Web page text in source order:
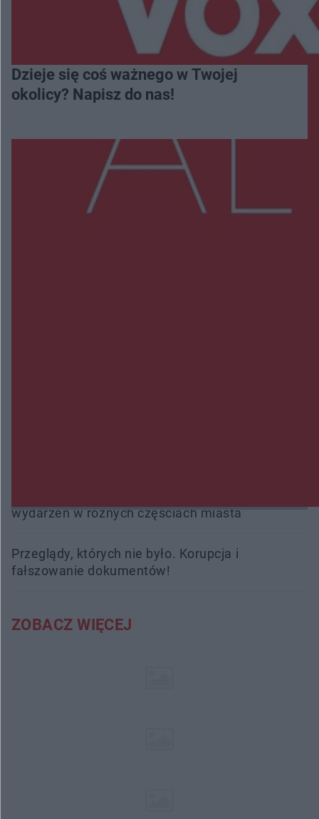
Dzieje się coś ważnego w Twojej
okolicy? Napisz do nas!
Więcej
wydarzeń w różnych częściach miasta
Przeglądy, których nie było. Korupcja i
fałszowanie dokumentów!
ZOBACZ WIĘCEJ